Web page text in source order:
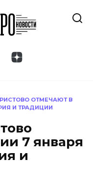
ОТМЕЧАЮТ В
И ТРАДИЦИИ
7 января
и